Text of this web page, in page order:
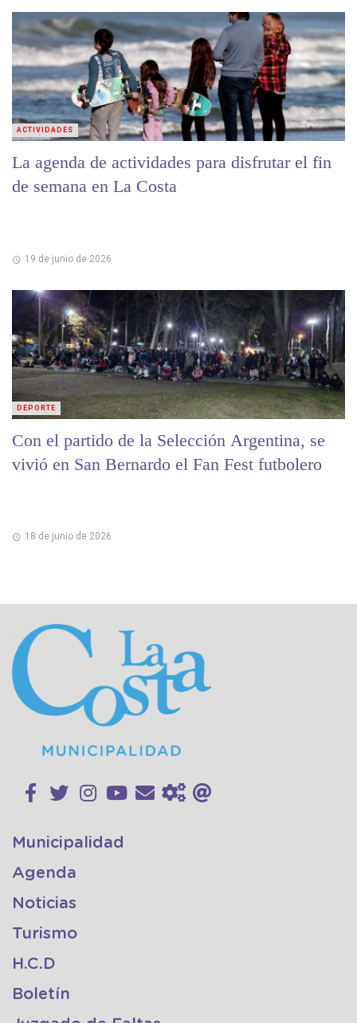
La agenda de actividades para disfrutar el fin
de semana en La Costa
19 de junio de 2026
ACTIVIDADES
Con el partido de la Selección Argentina, se
vivió en San Bernardo el Fan Fest futbolero
18 de junio de 2026
DEPORTE
Municipalidad
Agenda
Noticias
Turismo
H.C.D
Boletín